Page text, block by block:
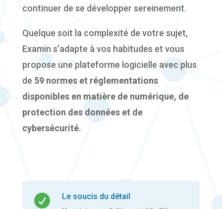
continuer de se développer sereinement.
Quelque soit la complexité de votre sujet,
Examin s’adapte à vos habitudes et vous
propose une plateforme logicielle avec plus
de 59 normes et réglementations
disponibles en matière de numérique, de
protection des données et de
cybersécurité.
 Le soucis du détail